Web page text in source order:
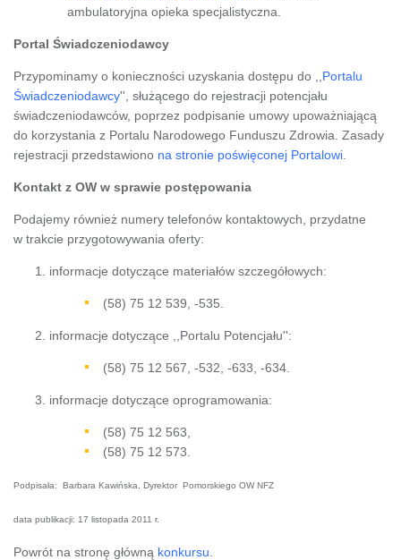
ambulatoryjna opieka specjalistyczna.
Portal Świadczeniodawcy
Przypominamy o konieczności uzyskania dostępu do ,, Portalu
Świadczeniodawcy'', służącego do rejestracji potencjału
świadczeniodawców, poprzez podpisanie umowy upoważniającą
do korzystania z Portalu Narodowego Funduszu Zdrowia. Zasady
rejestracji przedstawiono na stronie poświęconej Portalowi
Kontakt z OW w sprawie postępowania
Podajemy również numery telefonów kontaktowych, przydatne
w trakcie przygotowywania oferty:
informacje dotyczące materiałów szczegółowych:
(58) 75 12 539, -535.
informacje dotyczące ,,Portalu Potencjału'':
(58) 75 12 567, -532, -633, -634.
informacje dotyczące oprogramowania:
(58) 75 12 563,
(58) 75 12 573.
Podpisała: Barbara Kawińska, Dyrektor Pomorskiego OW NFZ
data publikacji: 17 listopada 2011 r.
Powrót na stronę główną konkursu